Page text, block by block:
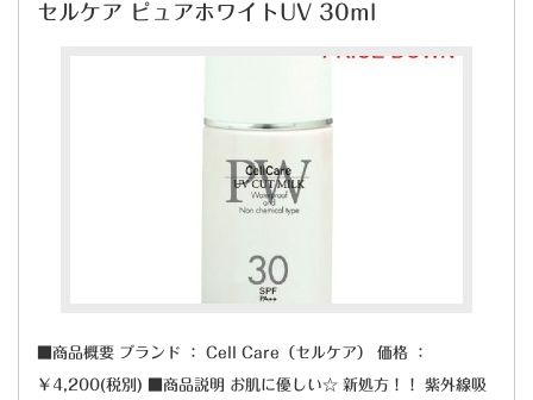
セルケア ピュアホワイトUV 30ml
■商品概要 ブランド ： Cell Care（セルケア） 価格 ：
￥4,200(税別) ■商品説明 お肌に優しい☆ 新処方！！ 紫外線吸